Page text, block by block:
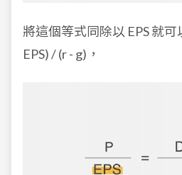
將這個等式同除以 EPS 就可
EPS) / (r - g)，